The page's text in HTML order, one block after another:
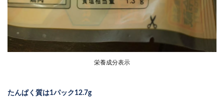
栄養成分表示
たんぱく質は1パック12.7g